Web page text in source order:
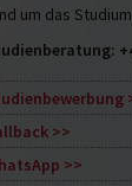
um das